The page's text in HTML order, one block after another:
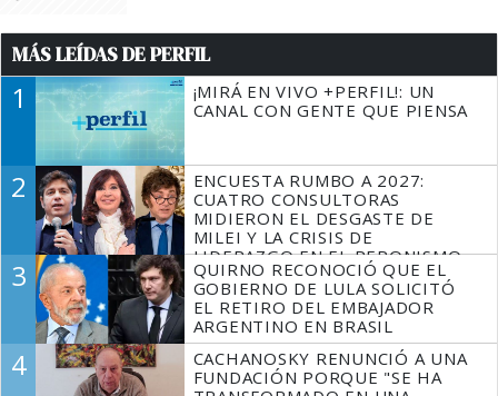
MÁS LEÍDAS DE PERFIL
1
¡MIRÁ EN VIVO +PERFIL!: UN
CANAL CON GENTE QUE PIENSA
2
ENCUESTA RUMBO A 2027:
CUATRO CONSULTORAS
MIDIERON EL DESGASTE DE
MILEI Y LA CRISIS DE
LIDERAZGO EN EL PERONISMO
3
QUIRNO RECONOCIÓ QUE EL
GOBIERNO DE LULA SOLICITÓ
EL RETIRO DEL EMBAJADOR
ARGENTINO EN BRASIL
4
CACHANOSKY RENUNCIÓ A UNA
FUNDACIÓN PORQUE "SE HA